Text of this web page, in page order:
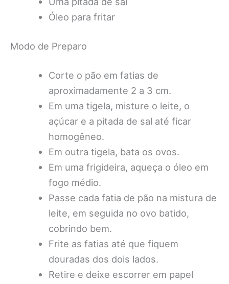
Óleo para fritar
Modo de Preparo
Corte o pão em fatias de
aproximadamente 2 a 3 cm.
Em uma tigela, misture o leite, o
açúcar e a pitada de sal até ficar
homogêneo.
Em outra tigela, bata os ovos.
Em uma frigideira, aqueça o óleo em
fogo médio.
Passe cada fatia de pão na mistura de
leite, em seguida no ovo batido,
cobrindo bem.
Frite as fatias até que fiquem
douradas dos dois lados.
Retire e deixe escorrer em papel